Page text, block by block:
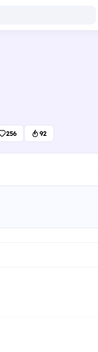
256 92